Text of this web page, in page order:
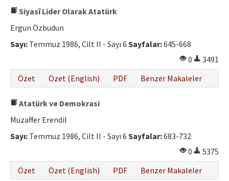
Siyasî Lider Olarak Atatürk
Ergun Özbudun
Sayı: Temmuz 1986, Cilt II - Sayı 6 Sayfalar:645-668
0
3491
Özet
Özet (English) PDF Benzer Makaleler
Atatürk ve Demokrasi
Muzaffer Erendil
Sayı: Temmuz 1986, Cilt II - Sayı 6 Sayfalar:683-732
0
5375
Özet
Özet (English) PDF Benzer Makaleler